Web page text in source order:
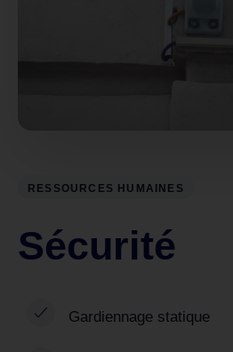
RESSOURCES HUMAINES
Sécurité
Gardiennage statique